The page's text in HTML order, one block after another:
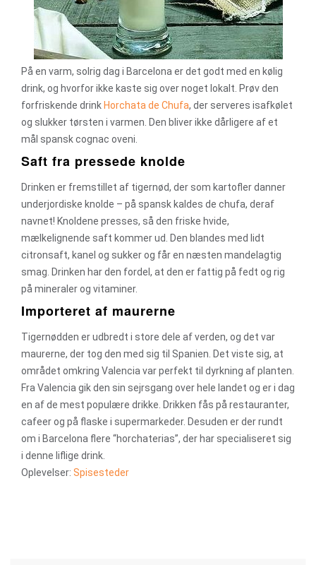
På en varm, solrig dag i Barcelona er det godt med en kølig
drink, og hvorfor ikke kaste sig over noget lokalt. Prøv den
forfriskende drink Horchata de Chufa, der serveres isafkølet
og slukker tørsten i varmen. Den bliver ikke dårligere af et
mål spansk cognac oveni.
Saft fra pressede knolde
Drinken er fremstillet af tigernød, der som kartofler danner
underjordiske knolde – på spansk kaldes de chufa, deraf
navnet! Knoldene presses, så den friske hvide,
mælkelignende saft kommer ud. Den blandes med lidt
citronsaft, kanel og sukker og får en næsten mandelagtig
smag. Drinken har den fordel, at den er fattig på fedt og rig
på mineraler og vitaminer.
Importeret af maurerne
Tigernødden er udbredt i store dele af verden, og det var
maurerne, der tog den med sig til Spanien. Det viste sig, at
området omkring Valencia var perfekt til dyrkning af planten.
Fra Valencia gik den sin sejrsgang over hele landet og er i dag
en af de mest populære drikke. Drikken fås på restauranter,
cafeer og på flaske i supermarkeder. Desuden er der rundt
om i Barcelona flere “horchaterias”, der har specialiseret sig
i denne liflige drink.
Oplevelser: Spisesteder